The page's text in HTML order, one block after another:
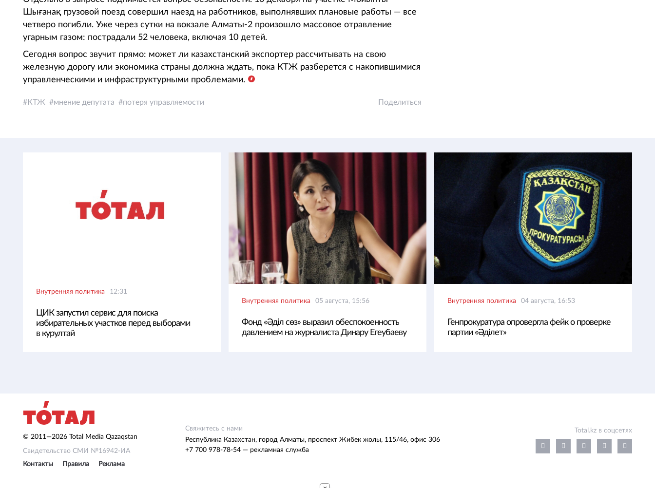
Шығанақ грузовой поезд совершил наезд на работников, выполнявших плановые работы — все
четверо погибли. Уже через сутки на вокзале Алматы-2 произошло массовое отравление
угарным газом: пострадали 52 человека, включая 10 детей.
Сегодня вопрос звучит прямо: может ли казахстанский экспортер рассчитывать на свою
железную дорогу или экономика страны должна ждать, пока КТЖ разберется с накопившимися
управленческими и инфраструктурными проблемами.
КТЖ мнение депутата потеря управляемости Поделиться
Внутренняя политика 12:31
ЦИК запустил сервис для поиска
избирательных участков перед выборами
в курултай
Внутренняя политика 05 августа, 15:56
Фонд «Әділ сөз» выразил обеспокоенность
давлением на журналиста Динару Егеубаеву
Внутренняя политика 04 августа, 16:53
Генпрокуратура опровергла фейк о проверке
партии «Әділет»
© 2011—2026 Total Media Qazaqstan
Свидетельство СМИ №16942-ИА
Контакты
Правила Реклама
Свяжитесь с нами
Республика Казахстан, город Алматы, проспект Жибек жолы, 115/46, офис 306
+7 700 978-78-54 — рекламная служба
Total.kz в соцсетях